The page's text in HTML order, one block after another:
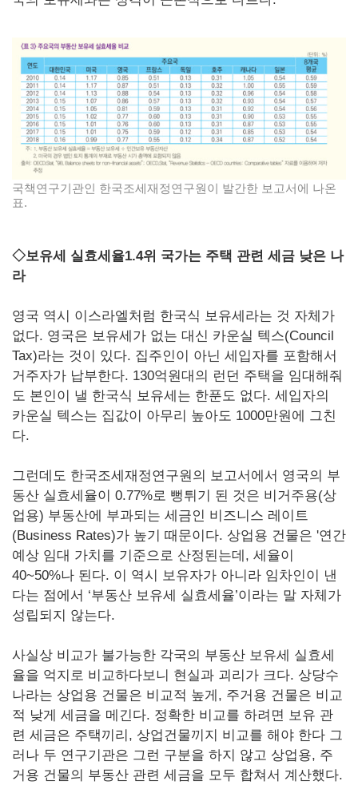
국책연구기관인 한국조세재정연구원이 발간한 보고서에 나온
표.
◇보유세 실효세율1.4위 국가는 주택 관련 세금 낮은 나
라
영국 역시 이스라엘처럼 한국식 보유세라는 것 자체가
없다. 영국은 보유세가 없는 대신 카운실 텍스(Council
Tax)라는 것이 있다. 집주인이 아닌 세입자를 포함해서
거주자가 납부한다. 130억원대의 런던 주택을 임대해줘
도 본인이 낼 한국식 보유세는 한푼도 없다. 세입자의
카운실 텍스는 집값이 아무리 높아도 1000만원에 그친
다.
그런데도 한국조세재정연구원의 보고서에서 영국의 부
동산 실효세율이 0.77%로 뻥튀기 된 것은 비거주용(상
업용) 부동산에 부과되는 세금인 비즈니스 레이트
(Business Rates)가 높기 때문이다. 상업용 건물은 '연간
예상 임대 가치를 기준으로 산정된는데, 세율이
40~50%나 된다. 이 역시 보유자가 아니라 임차인이 낸
다는 점에서 ‘부동산 보유세 실효세율’이라는 말 자체가
성립되지 않는다.
사실상 비교가 불가능한 각국의 부동산 보유세 실효세
율을 억지로 비교하다보니 현실과 괴리가 크다. 상당수
나라는 상업용 건물은 비교적 높게, 주거용 건물은 비교
적 낮게 세금을 메긴다. 정확한 비교를 하려면 보유 관
련 세금은 주택끼리, 상업건물끼지 비교를 해야 한다 그
러나 두 연구기관은 그런 구분을 하지 않고 상업용, 주
거용 건물의 부동산 관련 세금을 모두 합쳐서 계산했다.